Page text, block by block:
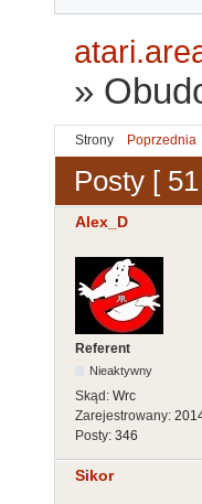
»
Strony Poprzednia
Posty [
Alex_D
Referent
Nieaktywny
Skąd: Wrc
Zarejestrowany:
Posty: 346
Sikor